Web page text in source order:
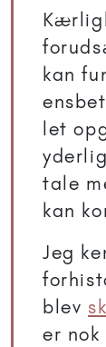
kan
let
tale
kan
Jeg
blev
er